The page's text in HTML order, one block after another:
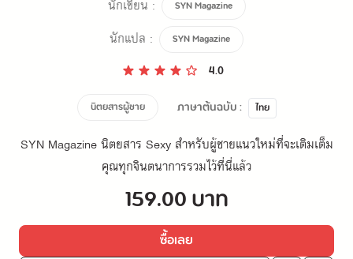
นักเขียน : SYN Magazine
นักแปล : SYN Magazine
4.0
นิตยสารผู้ชาย ภาษาต้นฉบับ : ไทย
SYN Magazine นิตยสาร Sexy สำหรับผู้ชายแนวใหม่ที่จะเติมเต็ม
คุณทุกจินตนาการรวมไว้ที่นี่แล้ว
159.00 บาท
ซื้อเลย